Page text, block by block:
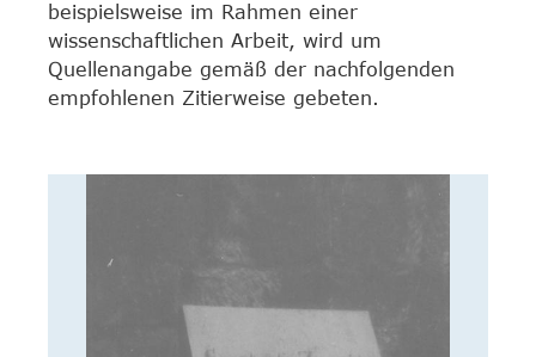
beispielsweise im Rahmen einer
wissenschaftlichen Arbeit, wird um
Quellenangabe gemäß der nachfolgenden
empfohlenen Zitierweise gebeten.